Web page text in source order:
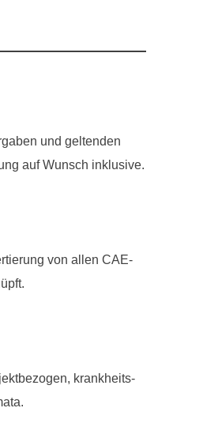
und geltenden
auf Wunsch inklusive.
von allen CAE-
krankheits-